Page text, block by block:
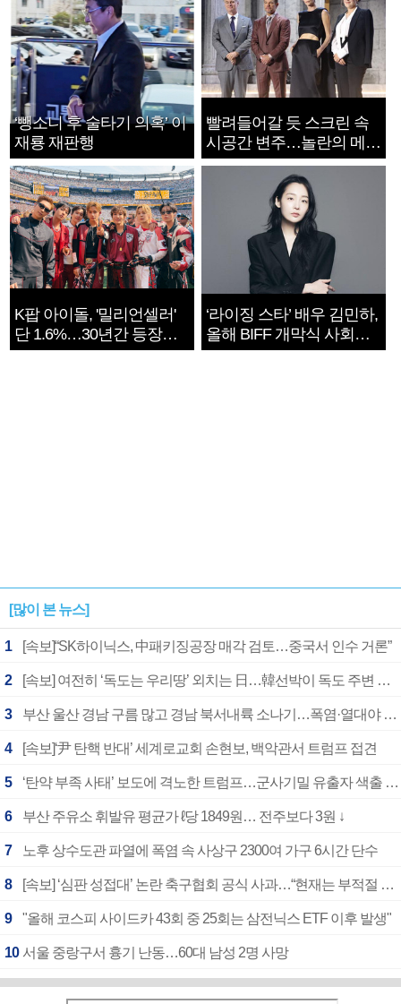
‘뺑소니 후 술타기 의혹’ 이
재룡 재판행
빨려들어갈 듯 스크린 속
시공간 변주…놀란의 메시
지는 ‘전쟁 속죄’
K팝 아이돌, '밀리언셀러'
단 1.6%…30년간 등장
1182개팀 전수조사
‘라이징 스타’ 배우 김민하,
올해 BIFF 개막식 사회자
확정
[많이 본 뉴스]
1 [속보]“SK하이닉스, 中패키징공장 매각 검토…중국서 인수 거론”
2 [속보] 여전히 ‘독도는 우리땅’ 외치는 日…韓선박이 독도 주변 해양조사 활동하자 반발
3 부산 울산 경남 구름 많고 경남 북서내륙 소나기…폭염·열대야 계속
4 [속보]‘尹 탄핵 반대’ 세계로교회 손현보, 백악관서 트럼프 접견
5 ‘탄약 부족 사태’ 보도에 격노한 트럼프…군사기밀 유출자 색출 지시
6 부산 주유소 휘발유 평균가 ℓ당 1849원… 전주보다 3원 ↓
7 노후 상수도관 파열에 폭염 속 사상구 2300여 가구 6시간 단수
8 [속보] ‘심판 성접대’ 논란 축구협회 공식 사과…“현재는 부적절 행위 없어”
9 "올해 코스피 사이드카 43회 중 25회는 삼전닉스 ETF 이후 발생"
10 서울 중랑구서 흉기 난동…60대 남성 2명 사망